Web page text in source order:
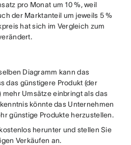
pro Monat um 10 %, weil
der Marktanteil um jeweils 5 %
hat sich im Vergleich zum
Diagramm kann das
das günstigere Produkt (der
Umsätze einbringt als das
könnte das Unternehmen
günstige Produkte herzustellen.
herunter und stellen Sie
Verkäufen an.